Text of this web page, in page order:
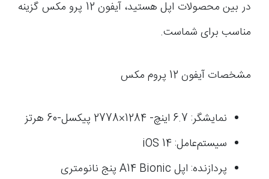
در بین محصولات اپل هستید، آیفون 12 پرو مکس گزینه
مناسب برای شماست.
مشخصات آیفون 12 پروم مکس
نمایشگر: 6.7 اینچ- 1284×2778 پیکسل-60 هرتز
سیستم‌عامل: iOS 14
پردازنده: اپل A14 Bionic پنج نانومتری